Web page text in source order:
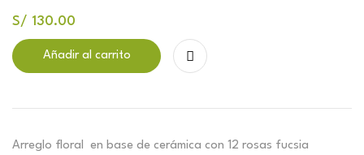
S/ 130.00
Añadir al carrito
Arreglo floral en base de cerámica con 12 rosas fucsia